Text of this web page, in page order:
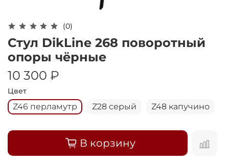
(0)
Стул DikLine 268 поворотный
опоры чёрные
10 300 ₽
Цвет
Z46 перламутр Z28 серый Z48 капучино
В корзину
Получайте товар
выбранный способом
по25%каждые 2 недели
Подробнее